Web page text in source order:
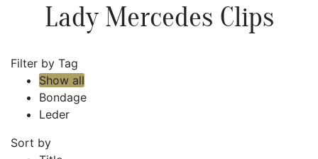
Lady Mercedes Clips
Filter by Tag
Show all
Bondage
Leder
Sort by